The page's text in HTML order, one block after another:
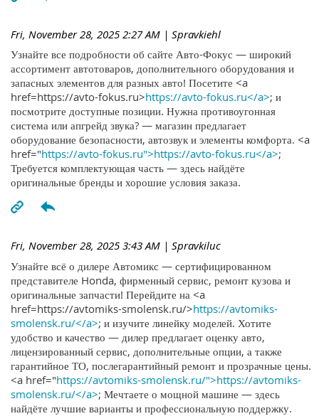
Fri, November 28, 2025 2:27 AM | Spravkiehl
Узнайте все подробности об сайте Авто-Фокус — широкий
ассортимент автотоваров, дополнительного оборудования и
запасных элементов для разных авто! Посетите <a
href=https://avto-fokus.ru>https://avto-fokus.ru</a>; и
посмотрите доступные позиции. Нужна противоугонная
система или апгрейд звука? — магазин предлагает
оборудование безопасности, автозвук и элементы комфорта. <a
href="https://avto-fokus.ru">https://avto-fokus.ru</a>;
Требуется комплектующая часть — здесь найдёте
оригинальные бренды и хорошие условия заказа.
Fri, November 28, 2025 3:43 AM | Spravkiluc
Узнайте всё о дилере Автомикс — сертифицированном
представителе Honda, фирменный сервис, ремонт кузова и
оригинальные запчасти! Перейдите на <a
href=https://avtomiks-smolensk.ru/>https://avtomiks-
smolensk.ru/</a>; и изучите линейку моделей. Хотите
удобство и качество — дилер предлагает оценку авто,
лицензированный сервис, дополнительные опции, а также
гарантийное ТО, послегарантийный ремонт и прозрачные цены.
<a href="https://avtomiks-smolensk.ru/">https://avtomiks-
smolensk.ru/</a>; Мечтаете о мощной машине — здесь
найдёте лучшие варианты и профессиональную поддержку.